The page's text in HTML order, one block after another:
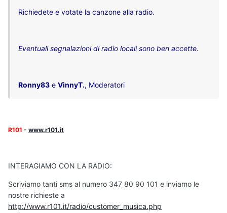
Richiedete e votate la canzone alla radio.
Eventuali segnalazioni di radio locali sono ben accette.
Ronny83 e VinnyT., Moderatori
R101 - www.r101.it
INTERAGIAMO CON LA RADIO:
Scriviamo tanti sms al numero 347 80 90 101 e inviamo le
nostre richieste a
http://www.r101.it/radio/customer_musica.php